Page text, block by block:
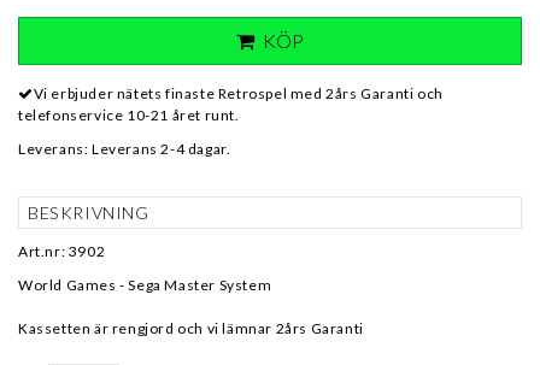
KÖP
Vi erbjuder nätets finaste Retrospel med 2års Garanti och
telefonservice 10-21 året runt.
Leverans: Leverans 2-4 dagar.
BESKRIVNING
Art.nr: 3902
World Games - Sega Master System
Kassetten är rengjord och vi lämnar 2års Garanti